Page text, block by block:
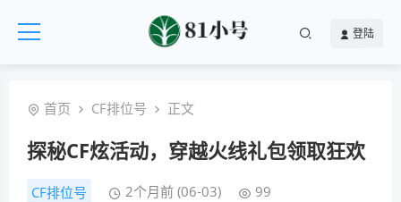
登陆
首页 CF排位号 正文
探秘CF炫活动，穿越火线礼包领取狂欢
CF排位号 2个月前 (06-03) 99